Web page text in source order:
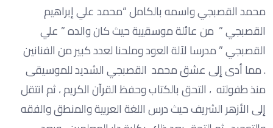
محمد القصبجي واسمه بالكامل “محمد علي إبراهيم
القصبجي ” من عائلة موسقيية حيث كان والده ” علي
القصبجي ” مدرسا لآلة العود وملحنا لعدد كبير من الفنانين
. مما أدى إلى عشق محمد القصبجي الشديد للموسيقى
منذ طفولته ، التحق بالكتاب وحفظ القرآن الكريم ، ثم انتقل
إلى الأزهر الشريف حيث درس اللغة العربية والمنطق والفقه